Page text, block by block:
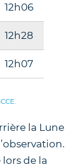
12h06
12h28
12h07
.
la Lune
de la